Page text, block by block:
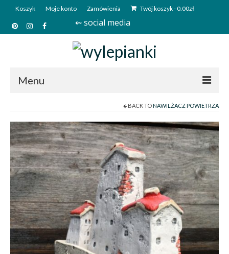
Koszyk Moje konto Zamówienia Twój koszyk-0.00zł
⇜ social media
Menu
Sklep
Kim jesteśmy?
Kontakt
Deutsch
BACK TONAWILŻACZ POWIETRZA